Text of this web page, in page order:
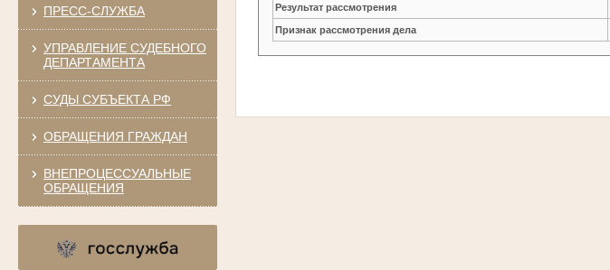
ПРЕСС-СЛУЖБА
УПРАВЛЕНИЕ СУДЕБНОГО
ДЕПАРТАМЕНТА
СУДЫ СУБЪЕКТА РФ
ОБРАЩЕНИЯ ГРАЖДАН
ВНЕПРОЦЕССУАЛЬНЫЕ
ОБРАЩЕНИЯ
Результат рассмотрения
Признак рассмотрения дела